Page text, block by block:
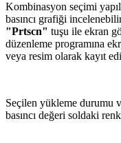
Kombinasyon seçimi
basıncı grafiği
"Prtscn" tuşu ile ekran
düzenleme programına
veya resim olarak kayıt
Seçilen yükleme durumu
basıncı değeri soldaki